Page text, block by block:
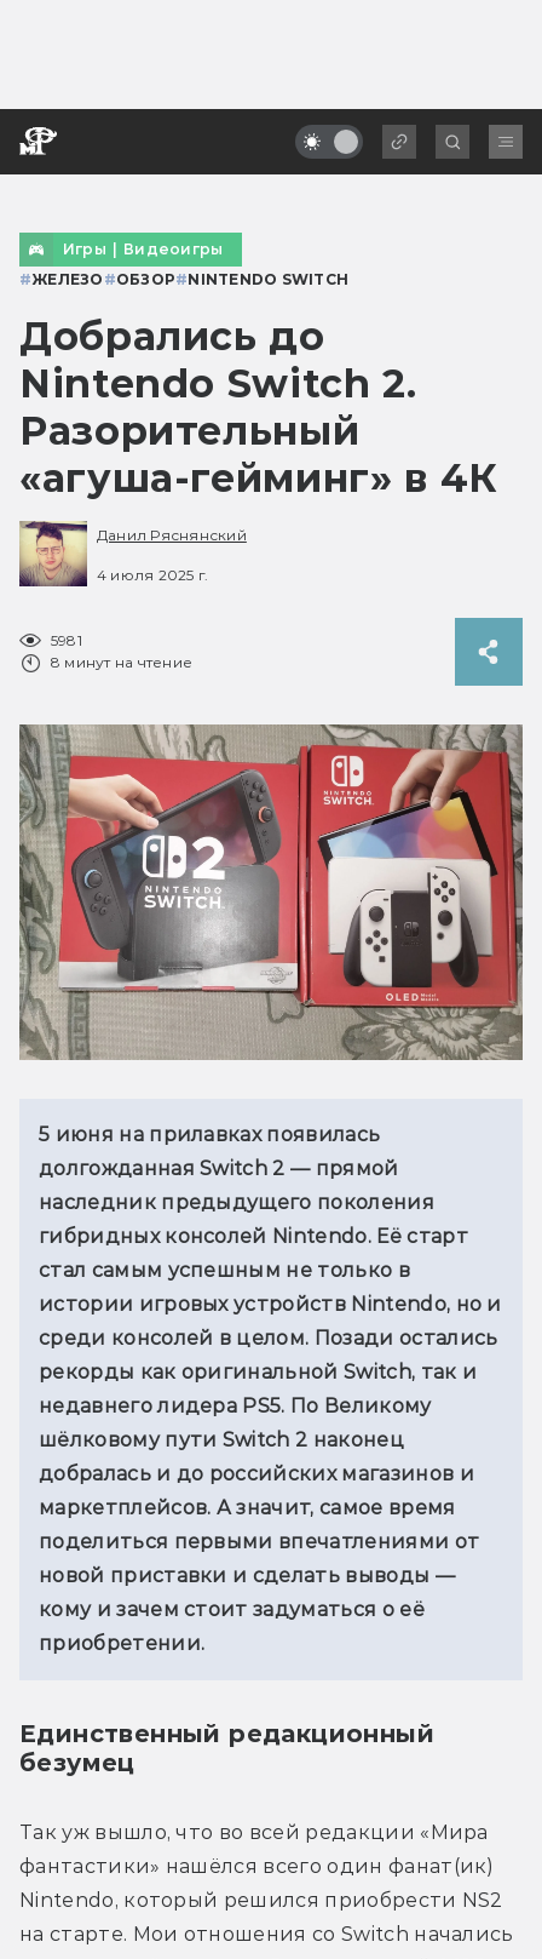
Игры | Видеоигры
#ЖЕЛЕЗО #ОБЗОР#NINTENDO SWITCH
Добрались до
Nintendo Switch 2.
Разорительный
«агуша-гейминг» в 4К
Данил Ряснянский
4 июля 2025 г.
5981
8 минут на чтение
5 июня на прилавках появилась
долгожданная Switch 2 — прямой
наследник предыдущего поколения
гибридных консолей Nintendo. Её старт
стал самым успешным не только в
истории игровых устройств Nintendo, но и
среди консолей в целом. Позади остались
рекорды как оригинальной Switch, так и
недавнего лидера PS5. По Великому
шёлковому пути Switch 2 наконец
добралась и до российских магазинов и
маркетплейсов. А значит, самое время
поделиться первыми впечатлениями от
новой приставки и сделать выводы —
кому и зачем стоит задуматься о её
приобретении.
Единственный редакционный
безумец
Так уж вышло, что во всей редакции «Мира
фантастики» нашёлся всего один фанат(ик)
Nintendo, который решился приобрести NS2
на старте. Мои отношения со Switch начались